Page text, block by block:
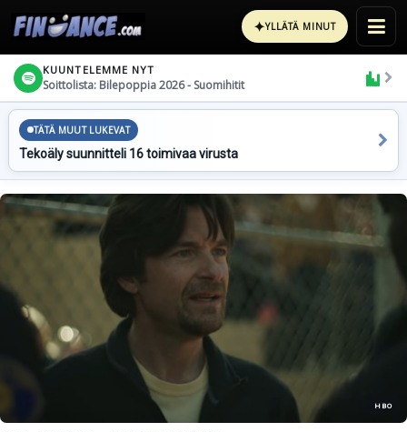
✦YLLÄTÄ MINUT
KUUNTELEMME NYT
Soittolista: Bilepoppia 2026 - Suomihitit
TÄTÄ MUUT LUKEVAT
Tekoäly suunnitteli 16 toimivaa virusta
HBO